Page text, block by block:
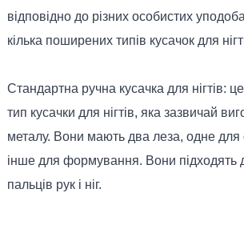
відповідно до різних особистих
кілька поширених типів кусачок для
Стандартна ручна кусачка для нігтів:
тип кусачки для нігтів, яка зазвичай
металу. Вони мають два леза, одне для
інше для формування. Вони підходять
пальців рук і ніг.